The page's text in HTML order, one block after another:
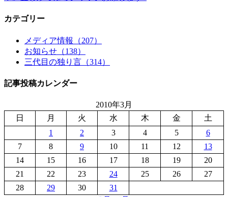
カテゴリー
メディア情報（207）
お知らせ（138）
三代目の独り言（314）
記事投稿カレンダー
2010年3月
日
月 火 水 木 金
土
1
2 3 4 5
6
7
8 9 10 11 12
13
14
15 16 17 18 19
20
21
22 23 24 25 26
27
28
29 30
31